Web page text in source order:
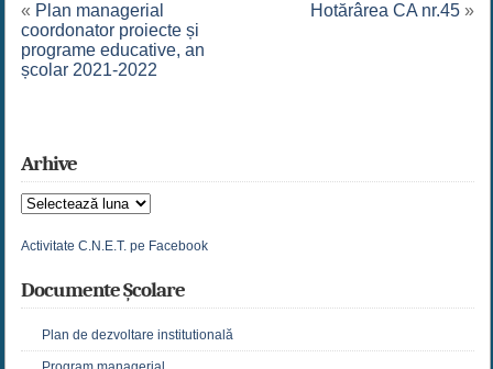
« Plan managerial
coordonator proiecte și
programe educative, an
școlar 2021-2022
Hotărârea CA nr.45 »
Arhive
Arhive
Activitate C.N.E.T. pe Facebook
Documente Școlare
Plan de dezvoltare institutională